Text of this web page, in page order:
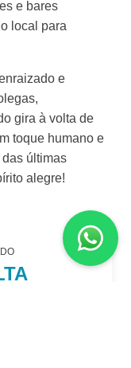
e bares
local para
e
gira à volta de
toque humano e
últimas
alegre!